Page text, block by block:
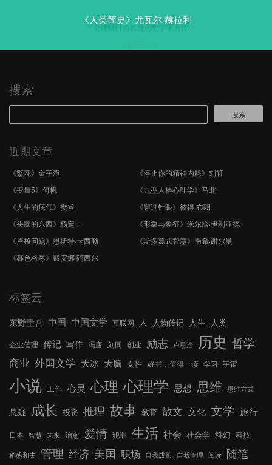
《人类简史》尤瓦尔·赫拉利
搜索
搜索
近期文章
《繁花》金宇澄
《停止你的精神内耗》刘轩
《变量5》何帆
《九型人格心理学》马北
《人生的底气》樊登
《穿过针眼》彼得·布朗
《头脑的东西》杨定一
《形象与象征》米尔恰·伊利亚德
《卢梭问题》恩斯特·卡西勒
《斯多葛式智慧》南希·谢尔曼
《暮色将尽》戴安娜·阿西尔
标签云
东野圭吾 中国 中国文学 互联网 人 人物传记 人生 人类
企业管理 传记 写作 冯唐 刘同 创业 励志 卢思浩 历史 哲学
商业 外国文学 大冰 大脑 女性 好书，值得一读 学习 宇宙
小说 工作 心灵 心理 心理学 思想 思维 思维方式
悬疑 成长 投资 推理 故事 教育 散文 文化 文学 旅行
日本 智慧 未来 治愈 爱情 犯罪 生活 社会 社会学 科幻 科技
稻盛和夫 管理 经济 美国 职场 自我成长 自我管理 阅读 随笔